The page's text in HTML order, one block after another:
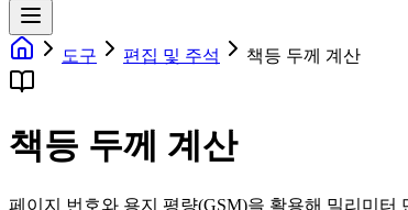
도구 편집 및 주석 책등 두께 계산
책등 두께 계산
페이지 번호와 용지 평량(GSM)을 활용해 밀리미터